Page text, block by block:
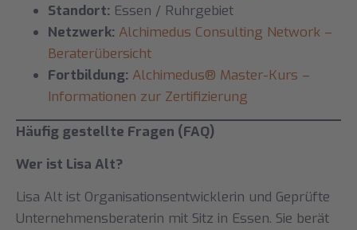
Standort: Essen / Ruhrgebiet
Netzwerk: Alchimedus Consulting Network –
Beraterübersicht
Fortbildung: Alchimedus® Master-Kurs –
Informationen zur Zertifizierung
Häufig gestellte Fragen (FAQ)
Wer ist Lisa Alt?
Lisa Alt ist Organisationsentwicklerin und Geprüfte
Unternehmensberaterin mit Sitz in Essen. Sie berät